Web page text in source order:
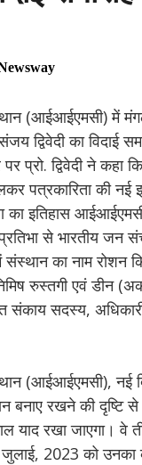
(आईआईएमसी) में
द्विवेदी का विदाई
प्रो. द्विवेदी ने
पत्रकारिता की
का इतिहास आईआईएमसी
से भारतीय जन
में संस्थान का नाम रोशन
रुस्तगी एवं डीन
संकाय सदस्य,
(आईआईएमसी), नई
बनाए रखने की दृष्टि
याद रखा जाएगा। वे
2023 को उनका